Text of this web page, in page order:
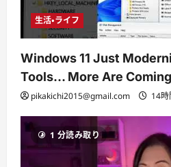
生活・ライフ
Windows 11 Just
Tools… More Are
pikakichi2015@gmail.com 14
1 分読み取り